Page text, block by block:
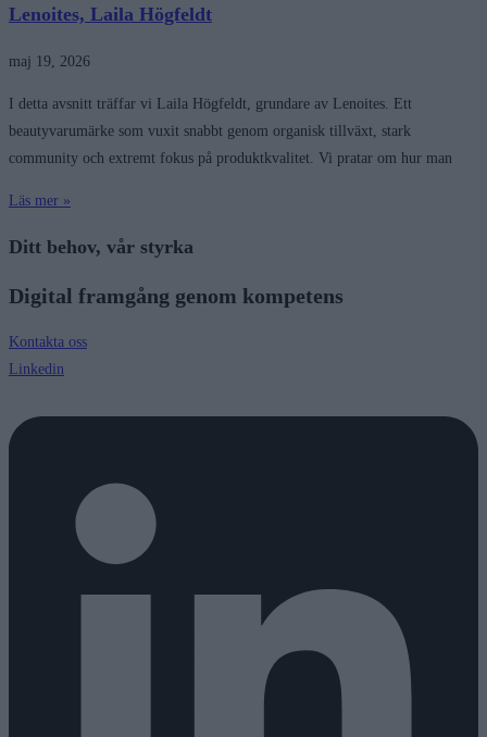
Lenoites, Laila Högfeldt
maj 19, 2026
I detta avsnitt träffar vi Laila Högfeldt, grundare av Lenoites. Ett
beautyvarumärke som vuxit snabbt genom organisk tillväxt, stark
community och extremt fokus på produktkvalitet. Vi pratar om hur man
Läs mer »
Ditt behov, vår styrka
Digital framgång genom kompetens
Kontakta oss
Linkedin